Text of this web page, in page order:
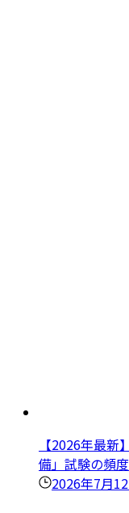
【2026年最
備」試験の頻
2026年7月